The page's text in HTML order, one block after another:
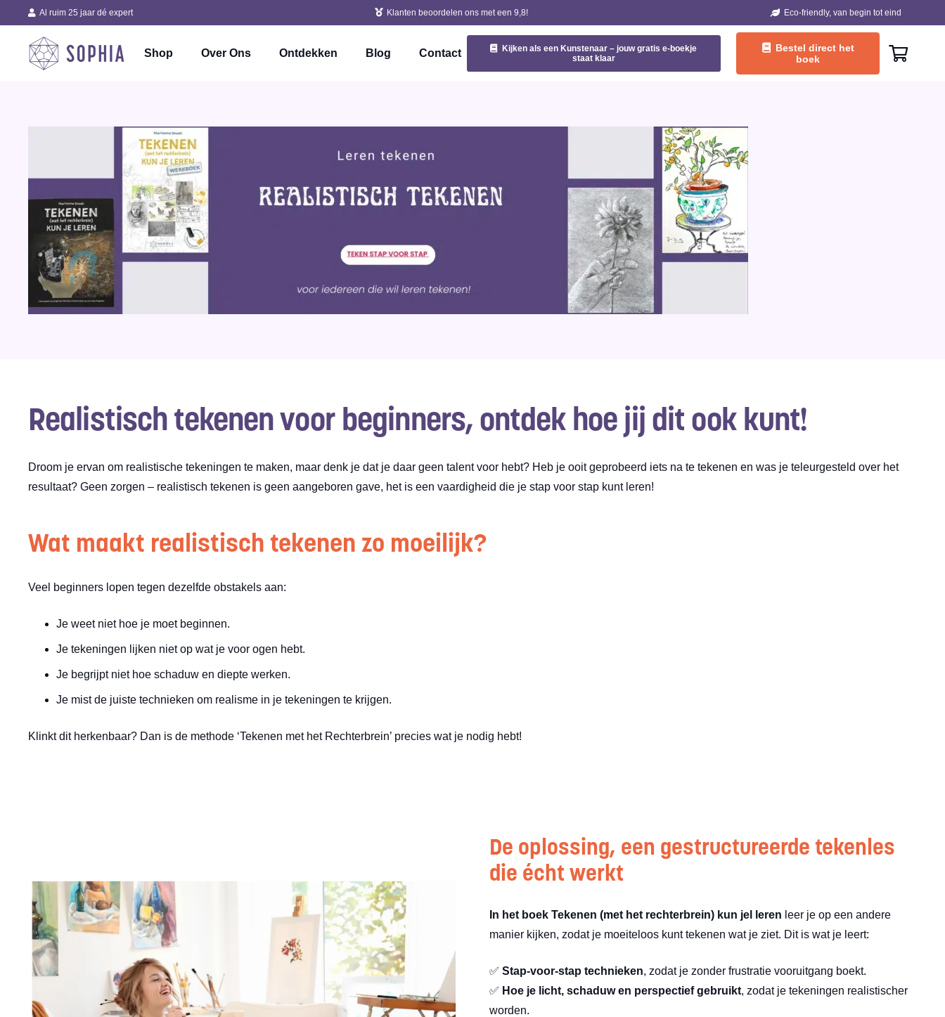
Al ruim 25 jaar dé expert Klanten beoordelen ons met een 9,8! Eco-friendly, van begin tot eind
Shop Over Ons Ontdekken Blog Contact
Kijken als een Kunstenaar – jouw gratis e-boekje
staat klaar
Bestel direct het
boek
Realistisch tekenen voor beginners, ontdek hoe jij dit ook kunt!
Droom je ervan om realistische tekeningen te maken, maar denk je dat je daar geen talent voor hebt? Heb je ooit geprobeerd iets na te tekenen en was je teleurgesteld over het
resultaat? Geen zorgen – realistisch tekenen is geen aangeboren gave, het is een vaardigheid die je stap voor stap kunt leren!
Wat maakt realistisch tekenen zo moeilijk?
Veel beginners lopen tegen dezelfde obstakels aan:
Je weet niet hoe je moet beginnen.
Je tekeningen lijken niet op wat je voor ogen hebt.
Je begrijpt niet hoe schaduw en diepte werken.
Je mist de juiste technieken om realisme in je tekeningen te krijgen.
Klinkt dit herkenbaar? Dan is de methode ‘Tekenen met het Rechterbrein’ precies wat je nodig hebt!
De oplossing, een gestructureerde tekenles
die écht werkt
In het boek Tekenen (met het rechterbrein) kun jel leren leer je op een andere
manier kijken, zodat je moeiteloos kunt tekenen wat je ziet. Dit is wat je leert:
✅ Stap-voor-stap technieken, zodat je zonder frustratie vooruitgang boekt.
✅ Hoe je licht, schaduw en perspectief gebruikt, zodat je tekeningen realistischer
worden.